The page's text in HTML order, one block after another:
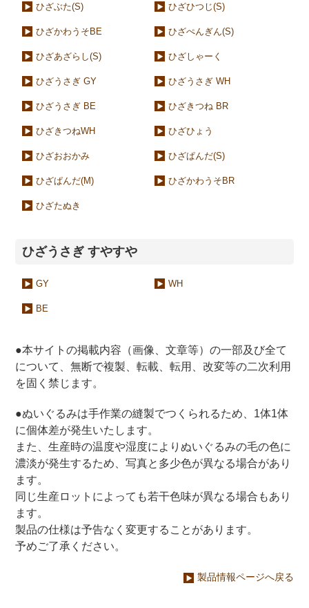
ひざぶた(S) ひざひつじ(S)
ひざかわうそBE ひざぺんぎん(S)
ひざあざらし(S) ひざしゃーく
ひざうさぎ GY ひざうさぎ WH
ひざうさぎ BE ひざきつね BR
ひざきつねWH ひざひょう
ひざおおかみ ひざぱんだ(S)
ひざぱんだ(M) ひざかわうそBR
ひざたぬき
ひざうさぎ すやすや
GY WH
BE
●本サイトの掲載内容（画像、文章等）の一部及び全て
について、無断で複製、転載、転用、改変等の二次利用
を固く禁じます。
●ぬいぐるみは手作業の縫製でつくられるため、1体1体
に個体差が発生いたします。
また、生産時の温度や湿度によりぬいぐるみの毛の色に
濃淡が発生するため、写真と多少色が異なる場合があり
ます。
同じ生産ロットによっても若干色味が異なる場合もあり
ます。
製品の仕様は予告なく変更することがあります。
予めご了承ください。
製品情報ページへ戻る